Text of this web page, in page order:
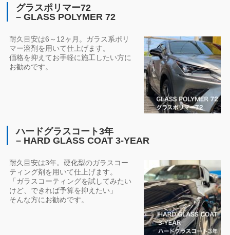
グラスポリマー72
– GLASS POLYMER 72
耐久目安は6～12ヶ月。ガラス系ポリ
マー溶剤を用いて仕上げます。
価格を抑えてお手軽に施工したい方に
お勧めです。
ハードグラスコート3年
– HARD GLASS COAT 3-YEAR
耐久目安は3年。硬化型のガラスコー
ティング剤を用いて仕上げます。
「ガラスコーティングを試してみたい
けど、できれば予算を抑えたい」
そんな方にお勧めです。